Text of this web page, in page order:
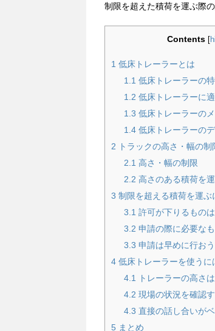
制限を超えた積荷を運ぶ際
Contents [
1 低床トレーラーとは
1.1 低床トレーラーの
1.2 低床トレーラーに
1.3 低床トレーラーの
1.4 低床トレーラーの
2 トラックの高さ・幅の制
2.1 高さ・幅の制限
2.2 高さのある積荷を
3 制限を超える積荷を運ぶ
3.1 許可が下りるもの
3.2 申請の際に必要な
3.3 申請は早めに行おう
4 低床トレーラーを使うに
4.1
トレーラーの高さ
4.2 現場の状況を確認
4.3 直接の話し合いが
5 まとめ